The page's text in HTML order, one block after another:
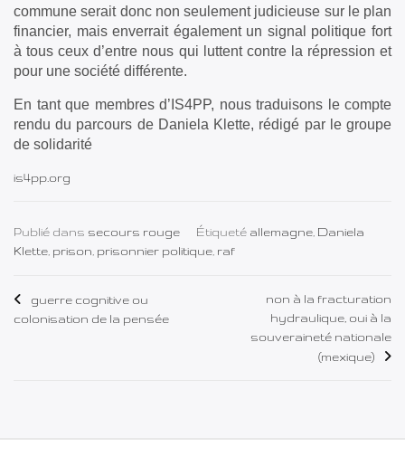
commune serait donc non seulement judicieuse sur le plan
financier, mais enverrait également un signal politique fort
à tous ceux d’entre nous qui luttent contre la répression et
pour une société différente.
En tant que membres d’IS4PP, nous traduisons le compte
rendu du parcours de Daniela Klette, rédigé par le groupe
de solidarité
is4pp.org
Publié dans secours rouge Étiqueté allemagne Daniela
Klette prison prisonnier politique raf
Navigation
guerre cognitive ou
colonisation de la pensée
non à la fracturation
hydraulique, oui à la
souveraineté nationale
(mexique)